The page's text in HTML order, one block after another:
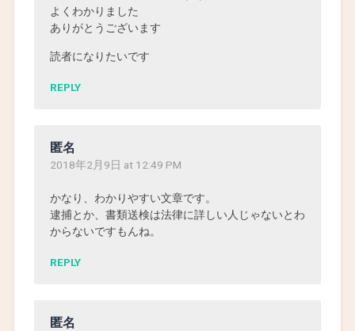
よくわかりました
ありがとうございます
読者になりたいです
REPLY
匿名
2018年2月9日 at 12:49 PM
かなり、わかりやすい文章です。
逮捕とか、書類送検は法律に詳しい人じゃないとわ
からないですもんね。
REPLY
匿名